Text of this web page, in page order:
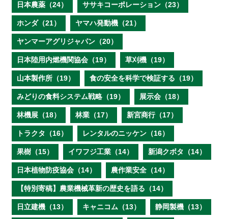
日本農薬（24） ササキコーポレーション（23）
ホンダ（21） ヤマハ発動機（21）
ヤンマーアグリジャパン（20）
日本陸用内燃機関協会（19） 草刈機（19）
山本製作所（19） 食の安全を科学で検証する（19）
みどりの食料システム戦略（19） 展示会（18）
林機展（18） 林業（17） 新宮商行（17）
トラクタ（16） レンタルのニッケン（16）
果樹（15） イワフジ工業（14） 新潟クボタ（14）
日本植物防疫協会（14） 農作業安全（14）
【特別寄稿】農業機械革新の歴史を語る（14）
日立建機（13） キャニコム（13） 静岡製機（13）